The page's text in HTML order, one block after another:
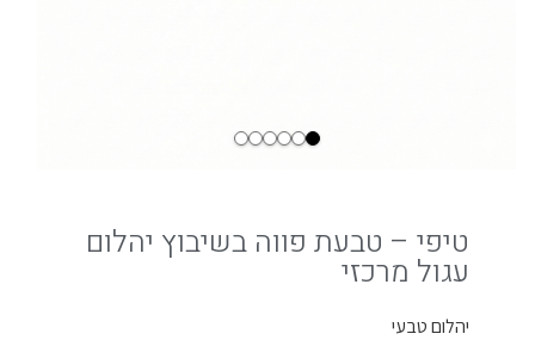
טיפי – טבעת פווה בשיבוץ יהלום
עגול מרכזי
יהלום טבעי